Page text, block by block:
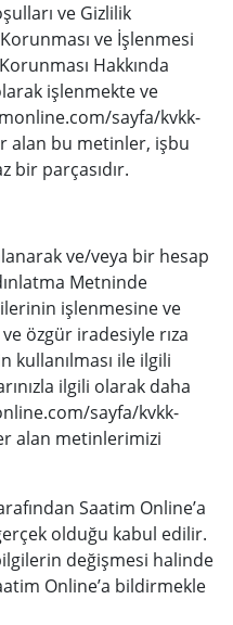
ve Gizlilik
ve İşlenmesi
Hakkında
işlenmekte ve
sayfa/kvkk-
alan bu metinler, işbu
bir parçasıdır.
ve/veya bir hesap
Metninde
işlenmesine ve
özgür iradesiyle rıza
kullanılması ile ilgili
ilgili olarak daha
sayfa/kvkk-
alan metinlerimizi
Saatim Online’a
olduğu kabul edilir.
değişmesi halinde
Online’a bildirmekle